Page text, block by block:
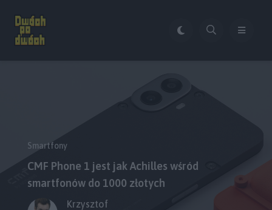
Smartfony
CMF Phone 1 jest jak Achilles wśród
smartfonów do 1000 złotych
Krzysztof